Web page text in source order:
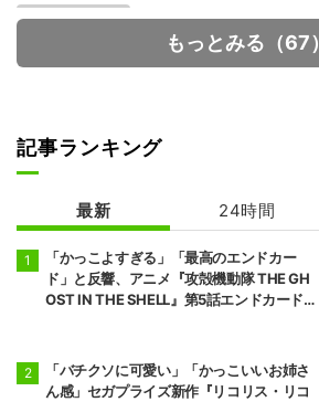
もっとみる（67）
記事ランキング
最新 24時間
「かっこよすぎる」「最高のエンドカー
ド」と反響、アニメ『攻殻機動隊 THE GH
OST IN THE SHELL』第5話エンドカード公
「バチクソに可愛い」「かっこいいお姉さ
ん感」セガプライズ新作『リコリス・リコ